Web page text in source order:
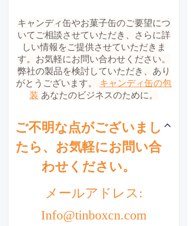
キャンディ缶やお菓子缶のご要望につ
いてご相談させていただき、さらに詳
しい情報をご提供させていただきま
す。お気軽にお問い合わせください。
弊社の製品を検討していただき、あり
がとうございます。 キャンディ缶の包
装 あなたのビジネスのために。
ご不明な点がございまし
たら、お気軽にお問い合
わせください。
メールアドレス:
Info@tinboxcn.com